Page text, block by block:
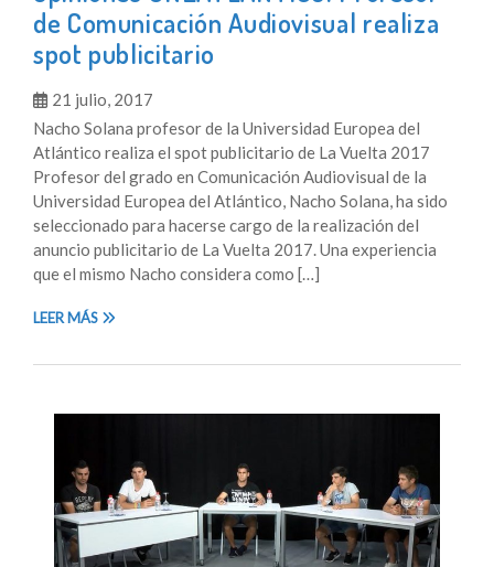
de Comunicación Audiovisual realiza
spot publicitario
21 julio, 2017
Nacho Solana profesor de la Universidad Europea del
Atlántico realiza el spot publicitario de La Vuelta 2017
Profesor del grado en Comunicación Audiovisual de la
Universidad Europea del Atlántico, Nacho Solana, ha sido
seleccionado para hacerse cargo de la realización del
anuncio publicitario de La Vuelta 2017. Una experiencia
que el mismo Nacho considera como […]
LEER MÁS